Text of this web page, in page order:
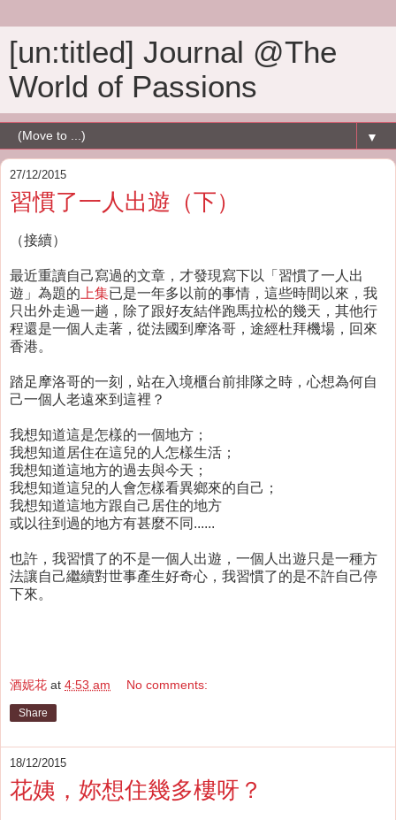
[un:titled] Journal @The
World of Passions
▼
27/12/2015
習慣了一人出遊（下）
（接續）
最近重讀自己寫過的文章，才發現寫下以「習慣了一人出
遊」為題的 上集已是一年多以前的事情，這些時間以來，我
只出外走過一趟，除了跟好友結伴跑馬拉松的幾天，其他行
程還是一個人走著，從法國到摩洛哥，途經杜拜機場，回來
香港。
踏足摩洛哥的一刻，站在入境櫃台前排隊之時，心想為何自
己一個人老遠來到這裡？
我想知道這是怎樣的一個地方；
我想知道居住在這兒的人怎樣生活；
我想知道這地方的過去與今天；
我想知道這兒的人會怎樣看異鄉來的自己；
我想知道這地方跟自己居住的地方
或以往到過的地方有甚麼不同......
也許，我習慣了的不是一個人出遊，一個人出遊只是一種方
法讓自己繼續對世事產生好奇心，我習慣了的是不許自己停
下來。
酒妮花 at 4:53 am No comments:
Share
18/12/2015
花姨，妳想住幾多樓呀？